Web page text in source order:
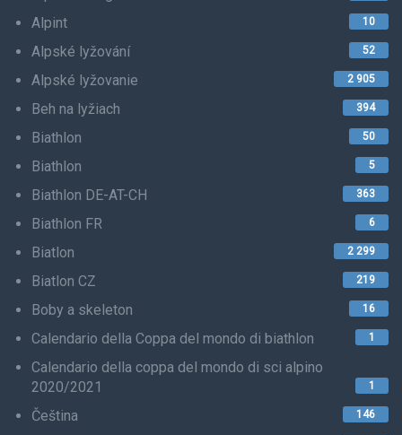
Alpint
10
Alpské lyžování 52
Alpské lyžovanie 2 905
Beh na lyžiach 394
Biathlon 50
Biathlon 5
Biathlon DE-AT-CH 363
Biathlon FR 6
Biatlon 2 299
Biatlon CZ 219
Boby a skeleton 16
Calendario della Coppa del mondo di biathlon 1
Calendario della coppa del mondo di sci alpino
2020/2021
1
Čeština 146